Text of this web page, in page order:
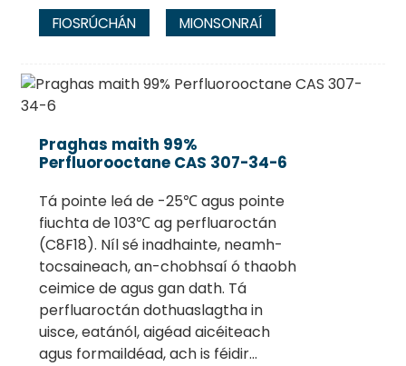
FIOSRÚCHÁN MIONSONRAÍ
Praghas maith 99%
Perfluorooctane CAS 307-34-6
Tá pointe leá de -25℃ agus pointe
fiuchta de 103℃ ag perfluaroctán
(C8F18). Níl sé inadhainte, neamh-
tocsaineach, an-chobhsaí ó thaobh
ceimice de agus gan dath. Tá
perfluaroctán dothuaslagtha in
uisce, eatánól, aigéad aicéiteach
agus formaildéad, ach is féidir...